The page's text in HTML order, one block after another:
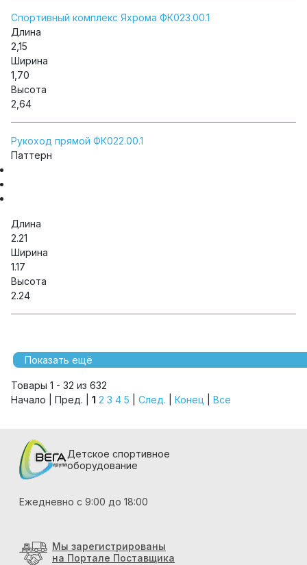
Спортивный комплекс Яхрома ФК023.00.1
Длина
2,15
Ширина
1,70
Высота
2,64
Рукоход прямой ФК022.00.1
Паттерн
Длина
2.21
Ширина
1.17
Высота
2.24
Показать ещё
Товары 1 - 32 из 632
Начало | Пред. | 1 2 3 4 5 След. Конец Все
Детское спортивное
оборудование
Ежедневно с 9:00 до 18:00
Мы зарегистрированы
на Портале Поставщика